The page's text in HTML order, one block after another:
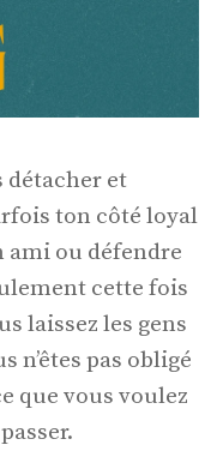
détacher et
ton côté loyal
ami ou défendre
cette fois
laissez les gens
n’êtes pas obligé
que vous voulez